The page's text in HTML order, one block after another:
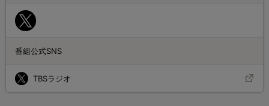
番組公式SNS
TBSラジオ